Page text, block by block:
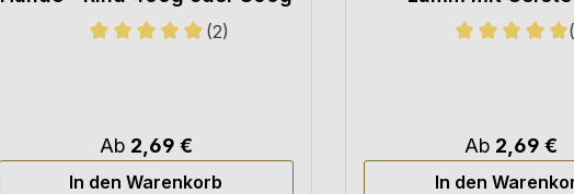
(2)
Ab 2,69 €
In den Warenkorb
Sonnenblumenöl
800g
Ab 2,69 €
In den